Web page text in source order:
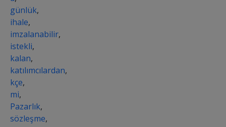
günlük,
ihale,
imzalanabilir,
istekli,
kalan,
katılımcılardan,
kçe,
mi,
Pazarlık,
sözleşme,